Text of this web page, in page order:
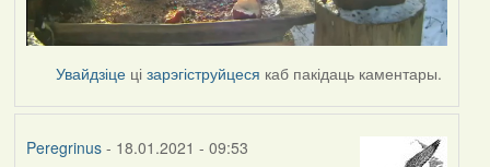
Увайдзіце цізарэгіструйцеся каб пакідаць каментары.
Peregrinus- 18.01.2021 - 09:53